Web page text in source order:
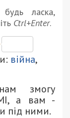
ласка,
Ctrl+Enter.
війна,
змогу
а вам -
під ними.